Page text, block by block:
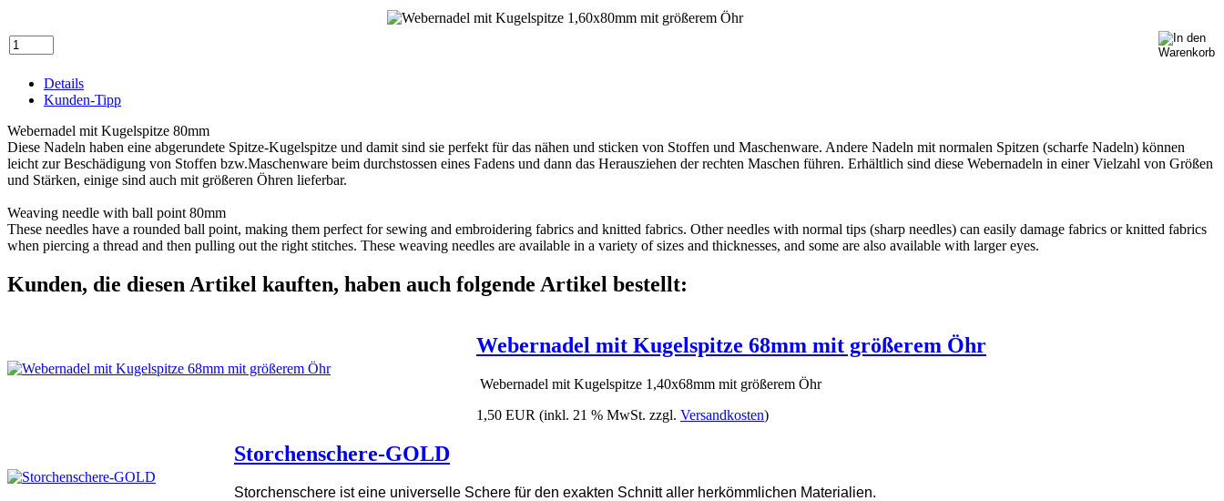
Details
Kunden-Tipp
Webernadel mit Kugelspitze 80mm
Diese Nadeln haben eine abgerundete Spitze-Kugelspitze und damit sind sie perfekt für das nähen und sticken von Stoffen und Maschenware. Andere Nadeln mit normalen Spitzen (scharfe Nadeln) können
leicht zur Beschädigung von Stoffen bzw.Maschenware beim durchstossen eines Fadens und dann das Herausziehen der rechten Maschen führen. Erhältlich sind diese Webernadeln in einer Vielzahl von Größen
und Stärken, einige sind auch mit größeren Öhren lieferbar.
Weaving needle with ball point 80mm
These needles have a rounded ball point, making them perfect for sewing and embroidering fabrics and knitted fabrics. Other needles with normal tips (sharp needles) can easily damage fabrics or knitted fabrics
when piercing a thread and then pulling out the right stitches. These weaving needles are available in a variety of sizes and thicknesses, and some are also available with larger eyes.
Kunden, die diesen Artikel kauften, haben auch folgende Artikel bestellt:
Webernadel mit Kugelspitze 68mm mit größerem Öhr
Webernadel mit Kugelspitze 1,40x68mm mit größerem Öhr
1,50 EUR (inkl. 21 % MwSt. zzgl. Versandkosten)
Storchenschere-GOLD
Storchenschere ist eine universelle Schere für den exakten Schnitt aller herkömmlichen Materialien.